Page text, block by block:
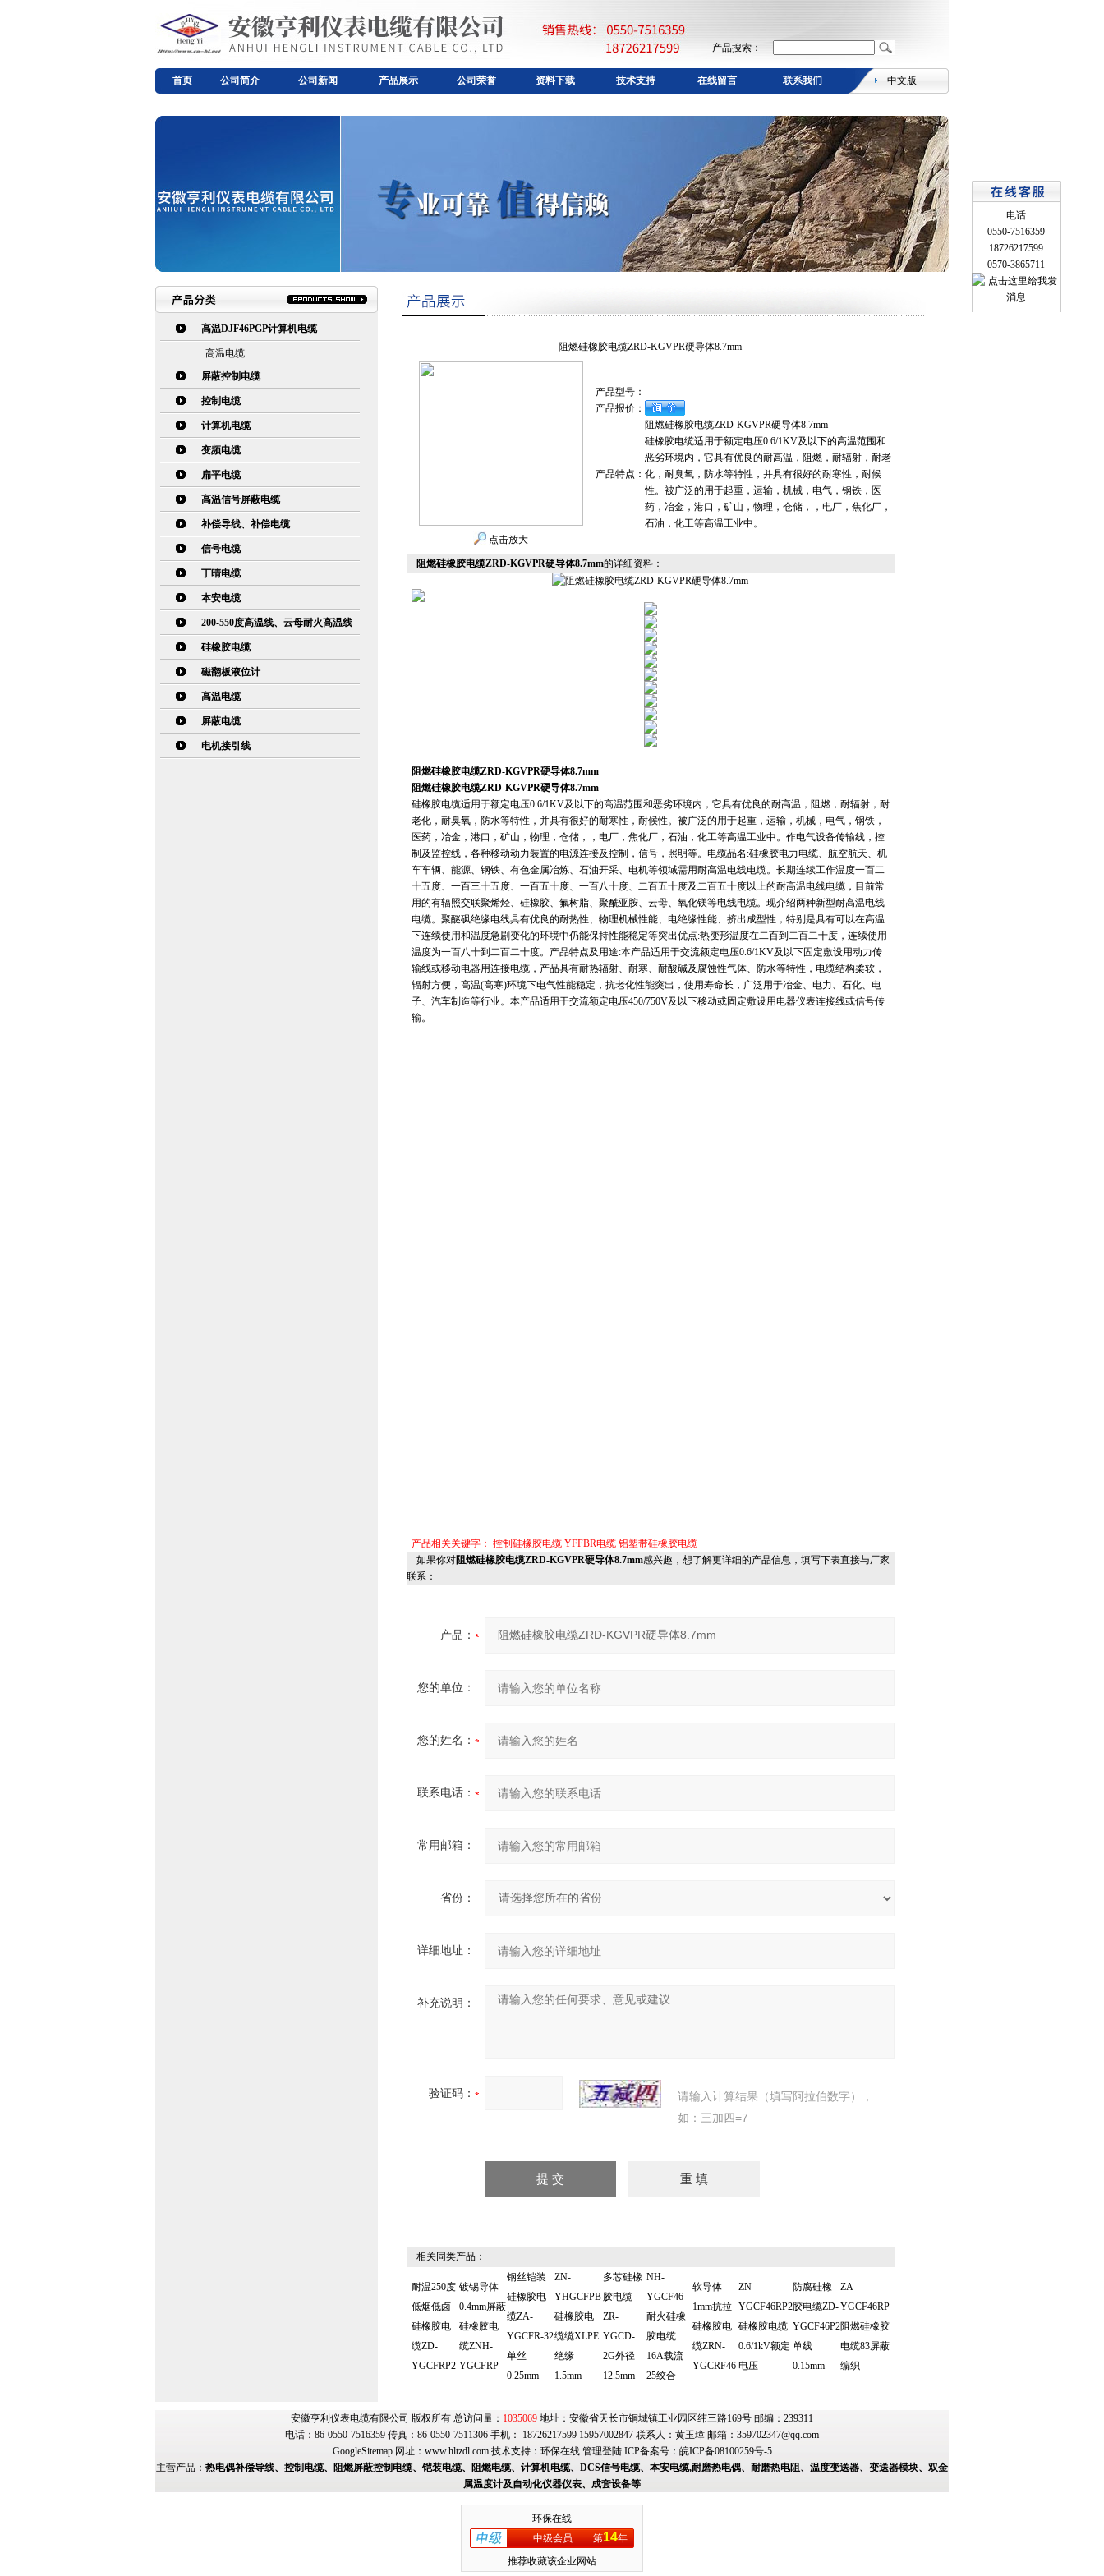
产品搜索：
首页 公司简介 公司新闻 产品展示 公司荣誉 资料下载 技术支持 在线留言 联系我们 中文版
高温DJF46PGP计算机电缆
高温电缆
屏蔽控制电缆
控制电缆
计算机电缆
变频电缆
扁平电缆
高温信号屏蔽电缆
补偿导线、补偿电缆
信号电缆
丁晴电缆
本安电缆
200-550度高温线、云母耐火高温线
硅橡胶电缆
磁翻板液位计
高温电缆
屏蔽电缆
电机接引线
阻燃硅橡胶电缆ZRD-KGVPR硬导体8.7mm
点击放大
产品型号：
产品报价：
产品特点：
阻燃硅橡胶电缆ZRD-KGVPR硬导体8.7mm
硅橡胶电缆适用于额定电压0.6/1KV及以下的高温范围和
恶劣环境内，它具有优良的耐高温，阻燃，耐辐射，耐老
化，耐臭氧，防水等特性，并具有很好的耐寒性，耐候
性。被广泛的用于起重，运输，机械，电气，钢铁，医
药，冶金，港口，矿山，物理，仓储，，电厂，焦化厂，
石油，化工等高温工业中。
阻燃硅橡胶电缆ZRD-KGVPR硬导体8.7mm的详细资料：
阻燃硅橡胶电缆ZRD-KGVPR硬导体8.7mm
阻燃硅橡胶电缆ZRD-KGVPR硬导体8.7mm
硅橡胶电缆适用于额定电压0.6/1KV及以下的高温范围和恶劣环境内，它具有优良的耐高温，阻燃，耐辐射，耐
老化，耐臭氧，防水等特性，并具有很好的耐寒性，耐候性。被广泛的用于起重，运输，机械，电气，钢铁，
医药，冶金，港口，矿山，物理，仓储，，电厂，焦化厂，石油，化工等高温工业中。作电气设备传输线，控
制及监控线，各种移动动力装置的电源连接及控制，信号，照明等。电缆品名:硅橡胶电力电缆、航空航天、机
车车辆、能源、钢铁、有色金属冶炼、石油开采、电机等领域需用耐高温电线电缆。长期连续工作温度一百二
十五度、一百三十五度、一百五十度、一百八十度、二百五十度及二百五十度以上的耐高温电线电缆，目前常
用的有辐照交联聚烯烃、硅橡胶、氟树脂、聚酰亚胺、云母、氧化镁等电线电缆。现介绍两种新型耐高温电线
电缆。聚醚砜绝缘电线具有优良的耐热性、物理机械性能、电绝缘性能、挤出成型性，特别是具有可以在高温
下连续使用和温度急剧变化的环境中仍能保持性能稳定等突出优点:热变形温度在二百到二百二十度，连续使用
温度为一百八十到二百二十度。产品特点及用途:本产品适用于交流额定电压0.6/1KV及以下固定敷设用动力传
输线或移动电器用连接电缆，产品具有耐热辐射、耐寒、耐酸碱及腐蚀性气体、防水等特性，电缆结构柔软，
辐射方便，高温(高寒)环境下电气性能稳定，抗老化性能突出，使用寿命长，广泛用于冶金、电力、石化、电
子、汽车制造等行业。本产品适用于交流额定电压450/750V及以下移动或固定敷设用电器仪表连接线或信号传
输。
产品相关关键字： 控制硅橡胶电缆 YFFBR电缆 铝塑带硅橡胶电缆
如果你对阻燃硅橡胶电缆ZRD-KGVPR硬导体8.7mm感兴趣，想了解更详细的产品信息，填写下表直接与厂家
联系：
产品：
您的单位：
您的姓名：
联系电话：
常用邮箱：
省份：
详细地址：
补充说明：
验证码：
请输入计算结果（填写阿拉伯数字），
如：三加四=7
相关同类产品：
耐温250度
低烟低卤
硅橡胶电
缆ZD-
YGCFRP2
镀锡导体
0.4mm屏蔽
硅橡胶电
缆ZNH-
YGCFRP
钢丝铠装
硅橡胶电
缆ZA-
YGCFR-32
单丝
0.25mm
ZN-
YHGCFPB
硅橡胶电
缆缆XLPE
绝缘
1.5mm
多芯硅橡
胶电缆
ZR-
YGCD-
2G外径
12.5mm
NH-
YGCF46
耐火硅橡
胶电缆
16A载流
25绞合
软导体
1mm抗拉
硅橡胶电
缆ZRN-
YGCRF46
ZN-
YGCF46RP2
硅橡胶电缆
0.6/1kV额定
电压
防腐硅橡
胶电缆ZD-
YGCF46P2
单线
0.15mm
ZA-
YGCF46RP
阻燃硅橡胶
电缆83屏蔽
编织
安徽亨利仪表电缆有限公司 版权所有 总访问量： 1035069 地址：安徽省天长市铜城镇工业园区纬三路169号 邮编：239311
电话：86-0550-7516359 传真：86-0550-7511306 手机： 18726217599 15957002847 联系人：黄玉璋 邮箱： 359702347@qq.com
GoogleSitemap网址： www.hltzdl.com技术支持： 环保在线 管理登陆ICP备案号： 皖ICP备08100259号-5
主营产品： 热电偶补偿导线、控制电缆、阻燃屏蔽控制电缆、铠装电缆、阻燃电缆、计算机电缆、DCS信号电缆、本安电缆,耐磨热电偶、耐磨热电阻、温度变送器、变送器模块、双金
属温度计及自动化仪器仪表、成套设备等
电话
0550-7516359
18726217599
0570-3865711
环保在线
中级会员
第14年
推荐收藏该企业网站